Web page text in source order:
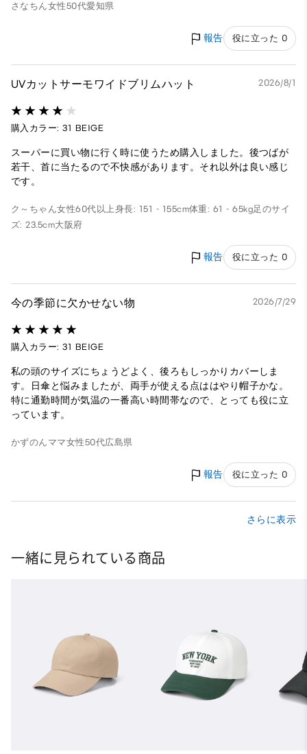
さなちん女性50代愛知県
報告 役に立った 0
UVカットサーモワイドブリムハット 2026/8/1
購入カラー: 31 BEIGE
スーパーに買い物に行く時に使うため購入しました。後つばが
若干、首に当たるので不快感があります。それ以外は良い感じ
です。
ク～ちゃん女性60代以上身長: 151 - 155cm体重: 61 - 65kg足のサイ
ズ: 23.5cm大阪府
報告 役に立った 0
今の季節に欠かせない物 2026/7/29
購入カラー: 31 BEIGE
私の頭のサイズにちょうどよく、後ろもしっかりカバーしま
す。日傘と悩みましたが、両手が使える点ははやり帽子かな。
特に通勤時間が気温の一番高い時間帯なので、とっても役に立
っています。
かずのんママ女性50代広島県
報告 役に立った 0
さらに表示
一緒に見られている商品